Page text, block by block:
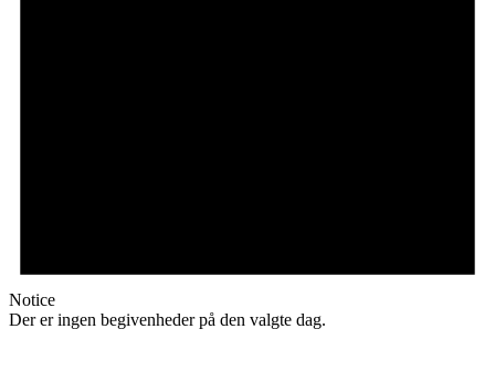
Notice
Der er ingen begivenheder på den valgte dag.